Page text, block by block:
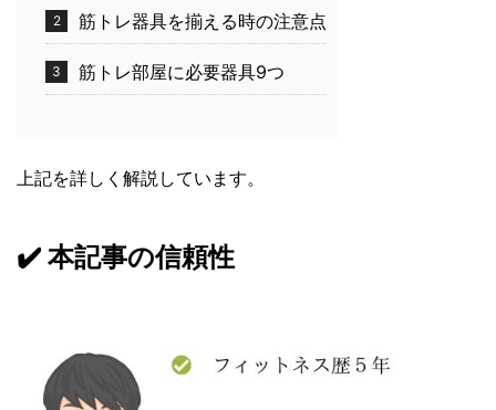
筋トレ器具を揃える時の注意点
筋トレ部屋に必要器具9つ
上記を詳しく解説しています。
✔️ 本記事の信頼性